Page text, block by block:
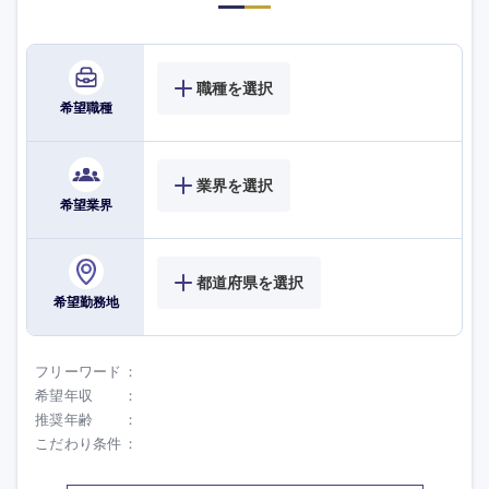
希望職種
職種を選択
希望業界
業界を選択
希望勤務地
都道府県を選択
フリーワード
希望年収
推奨年齢
こだわり条件
九州・沖縄
福岡県 佐賀県
長崎県